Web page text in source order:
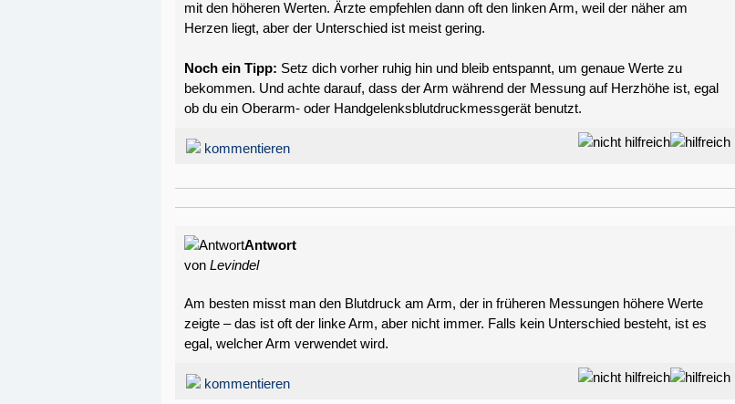
mit den höheren Werten. Ärzte empfehlen dann oft den linken Arm, weil der näher am
Herzen liegt, aber der Unterschied ist meist gering.
Noch ein Tipp: Setz dich vorher ruhig hin und bleib entspannt, um genaue Werte zu
bekommen. Und achte darauf, dass der Arm während der Messung auf Herzhöhe ist, egal
ob du ein Oberarm- oder Handgelenksblutdruckmessgerät benutzt.
kommentieren
Antwort
von Levindel
Am besten misst man den Blutdruck am Arm, der in früheren Messungen höhere Werte
zeigte – das ist oft der linke Arm, aber nicht immer. Falls kein Unterschied besteht, ist es
egal, welcher Arm verwendet wird.
kommentieren